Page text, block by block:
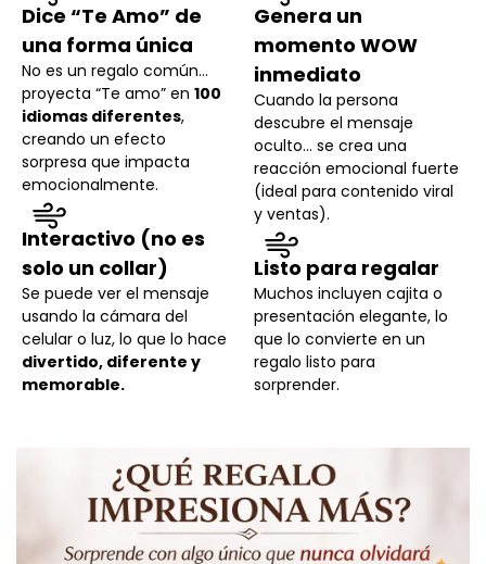
Dice “Te Amo” de
una forma única
No es un regalo común…
proyecta “Te amo” en 100
idiomas diferentes,
creando un efecto
sorpresa que impacta
emocionalmente.
Interactivo (no es
solo un collar)
Se puede ver el mensaje
usando la cámara del
celular o luz, lo que lo hace
divertido, diferente y
memorable.
Genera un
momento WOW
inmediato
Cuando la persona
descubre el mensaje
oculto… se crea una
reacción emocional fuerte
(ideal para contenido viral
y ventas).
Listo para regalar
Muchos incluyen cajita o
presentación elegante, lo
que lo convierte en un
regalo listo para
sorprender.